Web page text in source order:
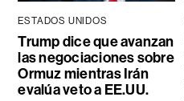
ESTADOS UNIDOS
Trump dice que avanzan
las negociaciones sobre
Ormuz mientras Irán
evalúa veto a EE.UU.